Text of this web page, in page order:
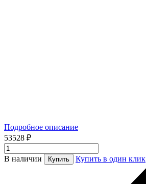
Подробное описание
53528 ₽
В наличии Купить Купить в один клик